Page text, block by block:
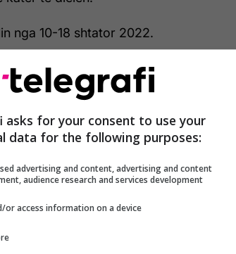
nga 10-18 shtator 2022.
asks for your consent to use your
data for the following purposes:
advertising and content, advertising and content
audience research and services development
or access information on a device